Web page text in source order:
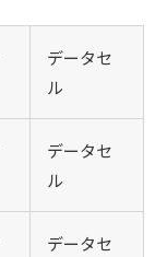
データセ
ル
データセ
ル
データセ